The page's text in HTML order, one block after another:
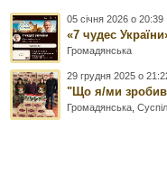
05 січня 2026 о 20:39
«7 чудес
Громадянська
29 грудня 2025 о
"Що я/ми зробив/
Громадянська ,